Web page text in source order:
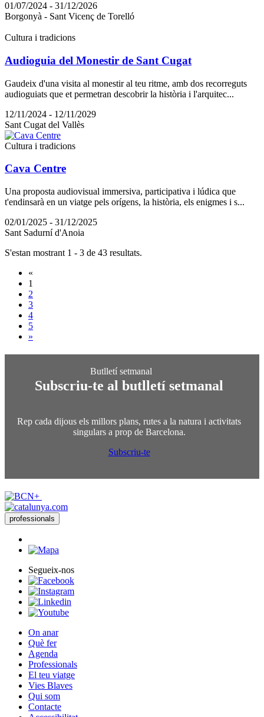
01/07/2024 - 31/12/2026
Borgonyà - Sant Vicenç de Torelló
Cultura i tradicions
Audioguia del Monestir de Sant Cugat
Gaudeix d'una visita al monestir al teu ritme, amb dos recorreguts
audioguiats que et permetran descobrir la història i l'arquitec...
12/11/2024 - 12/11/2029
Sant Cugat del Vallès
Cultura i tradicions
Cava Centre
Una proposta audiovisual immersiva, participativa i lúdica que
t'endinsarà en un viatge pels orígens, la història, els enigmes i s...
02/01/2025 - 31/12/2025
Sant Sadurní d'Anoia
S'estan mostrant 1 - 3 de 43 resultats.
«
1
2
3
4
5
»
Subscriu-te al butlletí setmanal
Rep cada dijous els millors plans, rutes a la natura i activitats
singulars a prop de Barcelona.
Subscriu-te
professionals
Segueix-nos
On anar
Què fer
Agenda
Professionals
El teu viatge
Vies Blaves
Qui som
Contacte